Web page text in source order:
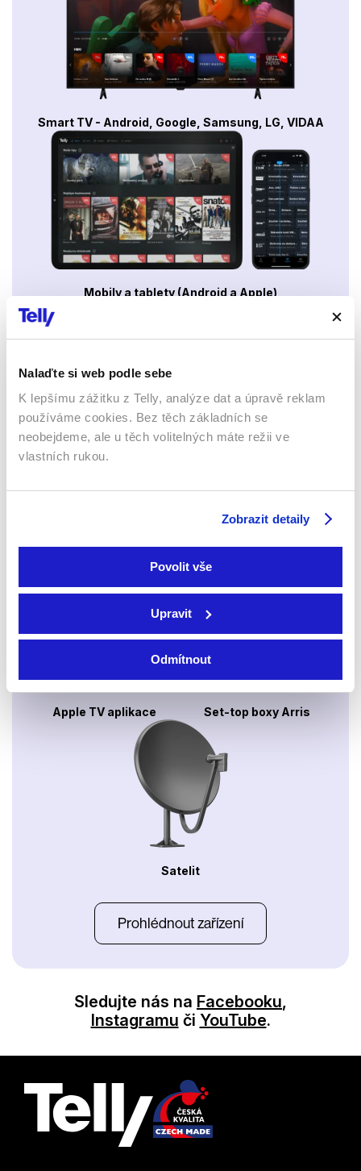
Nalaďte si web podle sebe
K lepšímu zážitku z Telly, analýze dat a úpravě reklam
používáme cookies. Bez těch základních se
neobejdeme, ale u těch volitelných máte režii ve
vlastních rukou.
Zobrazit detaily
Povolit vše
Upravit
Odmítnout
Smart TV - Android, Google, Samsung, LG, VIDAA
Mobily a tablety (Android a Apple)
Xbox app
Apple TV aplikace Set-top boxy Arris
Satelit
Prohlédnout zařízení
Sledujte nás na Facebooku,
Instagramu či YouTube.